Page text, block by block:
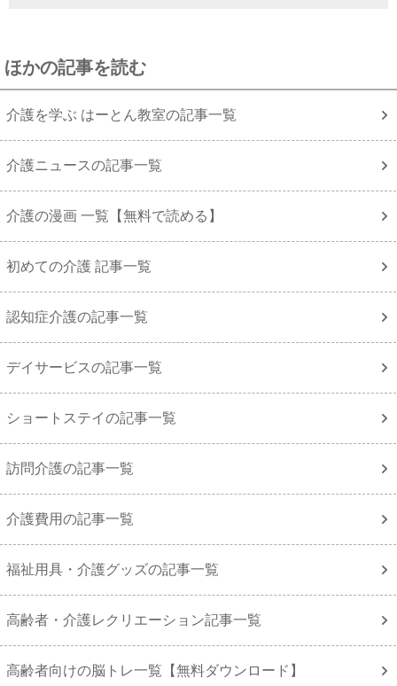
ほかの記事を読む
介護を学ぶ はーとん教室の記事一覧
介護ニュースの記事一覧
介護の漫画 一覧【無料で読める】
初めての介護 記事一覧
認知症介護の記事一覧
デイサービスの記事一覧
ショートステイの記事一覧
訪問介護の記事一覧
介護費用の記事一覧
福祉用具・介護グッズの記事一覧
高齢者・介護レクリエーション記事一覧
高齢者向けの脳トレ一覧【無料ダウンロード】